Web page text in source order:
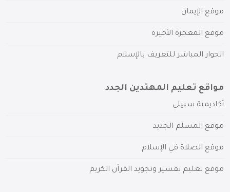
موقع الإيمان
موقع المعجزة الأخيرة
الحوار المباشر للتعريف بالإسلام
مواقع تعليم المهتدين الجدد
أكاديمية سبيلي
موقع المسلم الجديد
موقع الصلاة في الإسلام
موقع تعليم تفسير وتجويد القرآن الكريم